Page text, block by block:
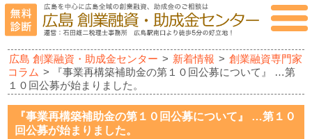
広島 創業融資・助成金センター > 新着情報 > 創業融資専門家
コラム > 『事業再構築補助金の第１０回公募について』 …第
１０回公募が始まりました。
『事業再構築補助金の第１０回公募について』 …第１０
回公募が始まりました。